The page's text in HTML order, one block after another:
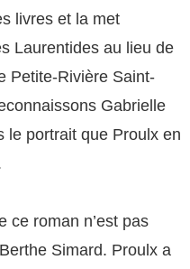
livres et la met
Laurentides au lieu de
Petite-Rivière Saint-
Gabrielle
le portrait que Proulx en
ce roman n’est pas
Simard. Proulx a